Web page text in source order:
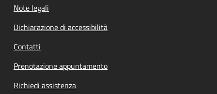
Note legali
Dichiarazione di accessibilità
Contatti
Prenotazione appuntamento
Richiedi assistenza